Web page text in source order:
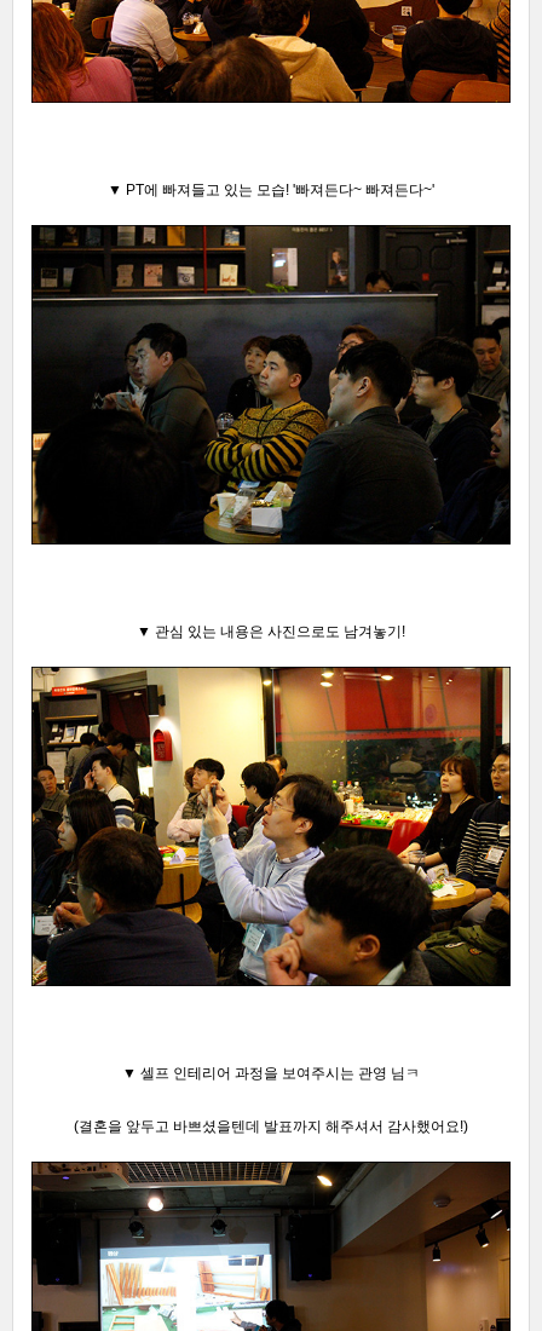
▼ PT에 빠져들고 있는 모습! '빠져든다~ 빠져든다~'
▼ 관심 있는 내용은 사진으로도 남겨놓기!
▼ 셀프 인테리어 과정을 보여주시는 관영 님ㅋ
(결혼을 앞두고 바쁘셨을텐데 발표까지 해주셔서 감사했어요!)